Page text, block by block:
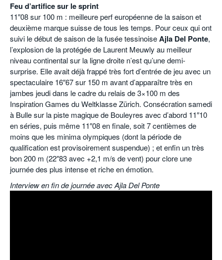
Feu d’artifice sur le sprint
11″08 sur 100 m : meilleure perf européenne de la saison et
deuxième marque suisse de tous les temps. Pour ceux qui ont
suivi le début de saison de la fusée tessinoiseAjla Del Ponte,
l’explosion de la protégée de Laurent Meuwly au meilleur
niveau continental sur la ligne droite n’est qu’une demi-
surprise. Elle avait déjà frappé très fort d’entrée de jeu avec un
spectaculaire 16″67 sur 150 m avant d’apparaître très en
jambes jeudi dans le cadre du relais de 3×100 m des
Inspiration Games du Weltklasse Zürich. Consécration samedi
à Bulle sur la piste magique de Bouleyres avec d’abord 11″10
en séries, puis même 11″08 en finale, soit 7 centièmes de
moins que les minima olympiques (dont la période de
qualification est provisoirement suspendue) ; et enfin un très
bon 200 m (22″83 avec +2,1 m/s de vent) pour clore une
journée des plus intense et riche en émotion.
Interview en fin de journée avec Ajla Del Ponte